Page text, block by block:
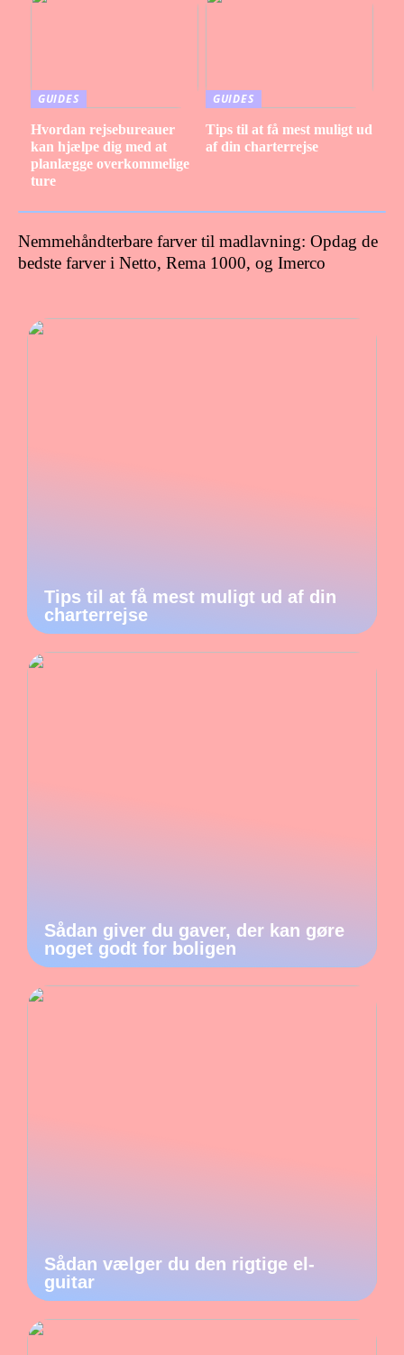
GUIDES
Hvordan rejsebureauer
kan hjælpe dig med at
planlægge overkommelige
ture
GUIDES
Tips til at få mest muligt ud
af din charterrejse
Nemmehåndterbare farver til madlavning: Opdag de
bedste farver i Netto, Rema 1000, og Imerco
Tips til at få mest muligt ud af din
charterrejse
Sådan giver du gaver, der kan gøre
noget godt for boligen
Sådan vælger du den rigtige el-
guitar